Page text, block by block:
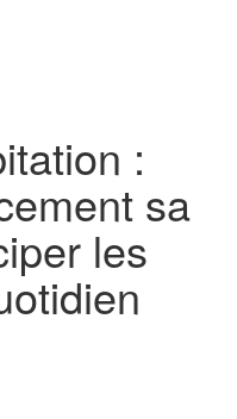
:
sa
les